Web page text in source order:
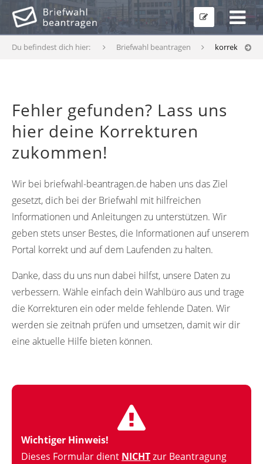
Du befindest dich hier: Briefwahl beantragen
Fehler gefunden? Lass uns
hier deine Korrekturen
zukommen!
Wir bei briefwahl-beantragen.de haben uns das Ziel
gesetzt, dich bei der Briefwahl mit hilfreichen
Informationen und Anleitungen zu unterstützen. Wir
geben stets unser Bestes, die Informationen auf unserem
Portal korrekt und auf dem Laufenden zu halten.
Danke, dass du uns nun dabei hilfst, unsere Daten zu
verbessern. Wähle einfach dein Wahlbüro aus und trage
die Korrekturen ein oder melde fehlende Daten. Wir
werden sie zeitnah prüfen und umsetzen, damit wir dir
eine aktuelle Hilfe bieten können.
Wichtiger Hinweis!
Dieses Formular dient NICHTzur Beantragung